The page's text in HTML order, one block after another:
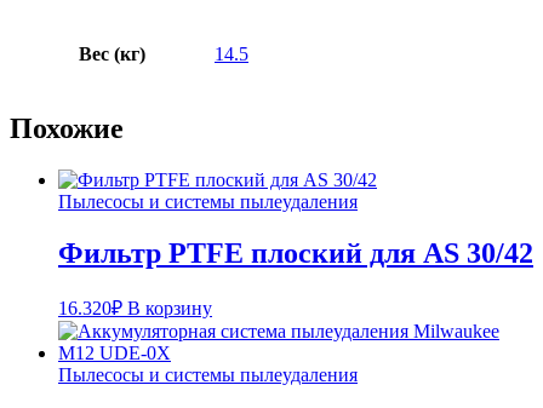
Вес (кг) 14.5
Похожие
Пылесосы и системы пылеудаления
Фильтр PTFE плоский для AS 30/42
16.320₽ В корзину
Пылесосы и системы пылеудаления